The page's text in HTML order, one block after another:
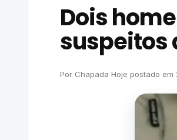
Dois
suspeitos
Por Chapada Hoje postado em